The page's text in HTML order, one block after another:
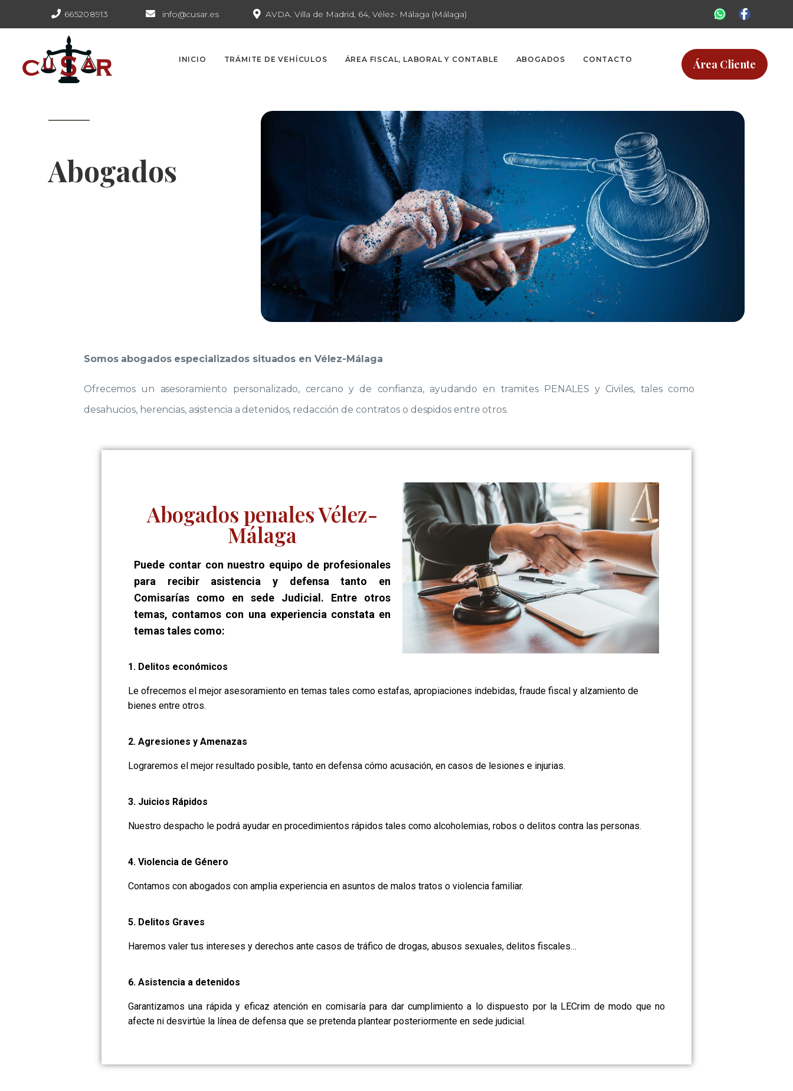
665208913 info@cusar.es AVDA. Villa de Madrid, 64, Vélez- Málaga (Málaga)
INICIO TRÁMITE DE VEHÍCULOS ÁREA FISCAL, LABORAL Y CONTABLE ABOGADOS CONTACTO Área Cliente
Abogados
Somos abogados especializados situados en Vélez-Málaga
Ofrecemos un asesoramiento personalizado, cercano y de confianza, ayudando en tramites PENALES y Civiles, tales como
desahucios, herencias, asistencia a detenidos, redacción de contratos o despidos entre otros.
Abogados penales Vélez-
Málaga
Puede contar con nuestro equipo de profesionales
para recibir asistencia y defensa tanto en
Comisarías como en sede Judicial. Entre otros
temas, contamos con una experiencia constata en
temas tales como:
1. Delitos económicos
Le ofrecemos el mejor asesoramiento en temas tales como estafas, apropiaciones indebidas, fraude fiscal y alzamiento de
bienes entre otros.
2. Agresiones y Amenazas
Lograremos el mejor resultado posible, tanto en defensa cómo acusación, en casos de lesiones e injurias.
3. Juicios Rápidos
Nuestro despacho le podrá ayudar en procedimientos rápidos tales como alcoholemias, robos o delitos contra las personas.
4. Violencia de Género
Contamos con abogados con amplia experiencia en asuntos de malos tratos o violencia familiar.
5. Delitos Graves
Haremos valer tus intereses y derechos ante casos de tráfico de drogas, abusos sexuales, delitos fiscales…
6. Asistencia a detenidos
Garantizamos una rápida y eficaz atención en comisaría para dar cumplimiento a lo dispuesto por la LECrim de modo que no
afecte ni desvirtúe la línea de defensa que se pretenda plantear posteriormente en sede judicial.